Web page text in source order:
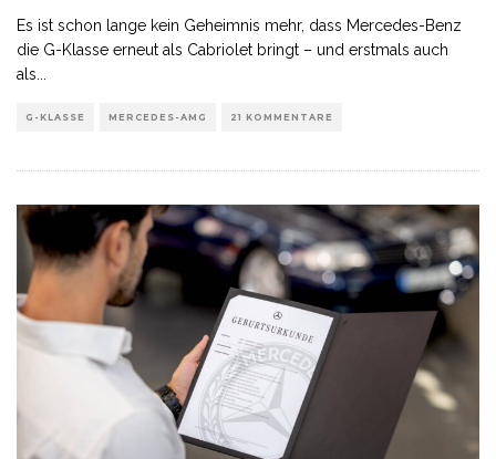
Es ist schon lange kein Geheimnis mehr, dass Mercedes-Benz
die G-Klasse erneut als Cabriolet bringt – und erstmals auch
als...
G-KLASSE MERCEDES-AMG 21 KOMMENTARE